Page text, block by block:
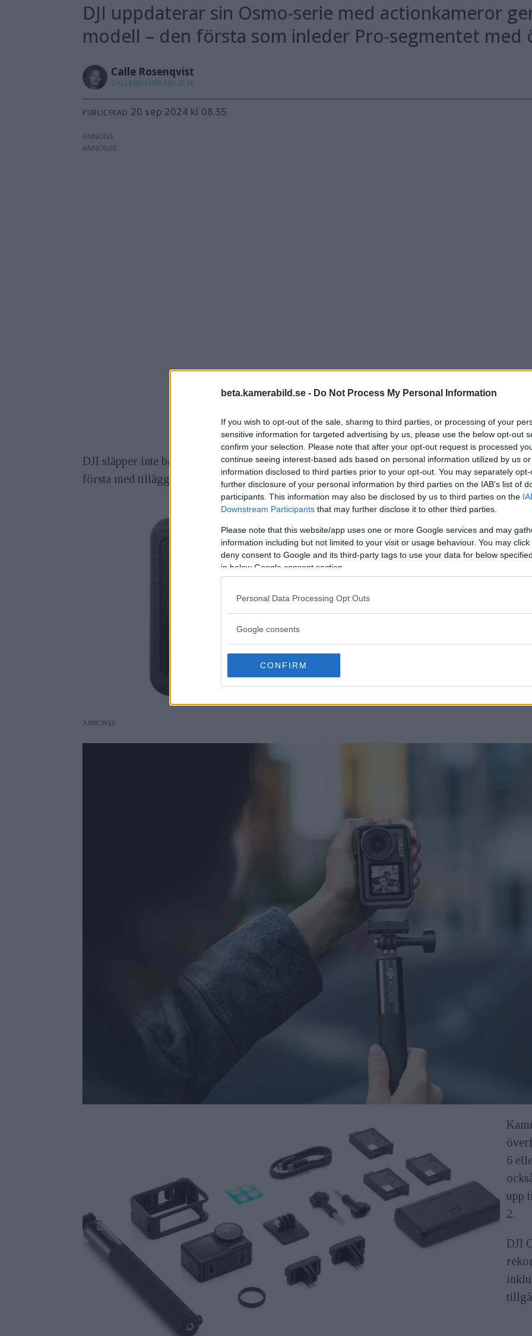
beta.kamerabild.se - Do Not Process My Personal Information
If you wish to opt-out of the sale, sharing to third parties, or processing of your
sensitive information for targeted advertising by us, please use the below opt-out
confirm your selection. Please note that after your opt-out request is processed
continue seeing interest-based ads based on personal information utilized by us
information disclosed to third parties prior to your opt-out. You may separately
further disclosure of your personal information by third parties on the IAB’s list of
participants. This information may also be disclosed by us to third parties on the
Downstream Participants that may further disclose it to other third parties.
Please note that this website/app uses one or more Google services and may
information including but not limited to your visit or usage behaviour. You may
deny consent to Google and its third-party tags to use your data for below
in below Google consent section.
Personal Data Processing Opt Outs
Google consents
CONFIRM
DJI uppdaterar sin Osmo-serie med actionkameror
modell – den första som inleder Pro-segmentet med
Calle Rosenqvist
CALLE@KAMERABILD.SE
PUBLICERAD 20 sep 2024 kl 08.55
ANNONS
DJI släpper inte bara drönare utan även actionkameror, där det senaste tillskottet är DJI
första med tillägget Pro, vilket i DJI:s fall står för bättre bildkvalitet och högra kvalitet.
och
ANNONS
6
upp
2.
DJI